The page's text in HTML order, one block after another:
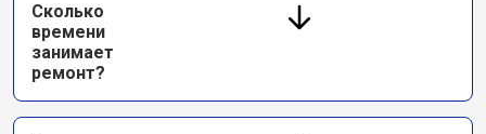
Сколько
времени
занимает
ремонт?